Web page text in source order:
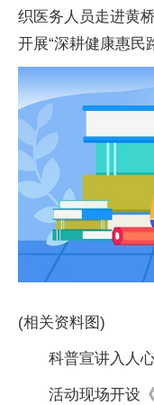
织医务人员走进黄
开展“深耕健康惠民
(相关资料图)
科普宣讲入人
活动现场开设